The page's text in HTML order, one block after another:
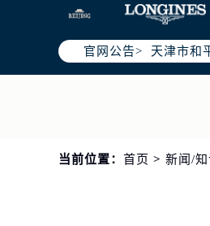
官网公告>
北京市东
北京市
天津市和
上海市徐
南京市
徐州市鼓
盐城市
当前位置： 首页 > 新闻/